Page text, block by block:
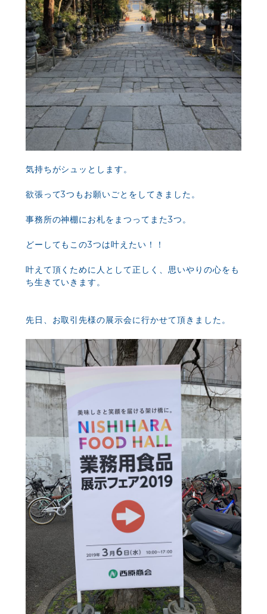
気持ちがシュッとします。
欲張って3つもお願いごとをしてきました。
事務所の神棚にお札をまつってまた3つ。
どーしてもこの3つは叶えたい！！
叶えて頂くために人として正しく、思いやりの心をも
ち生きていきます。
先日、お取引先様の展示会に行かせて頂きました。